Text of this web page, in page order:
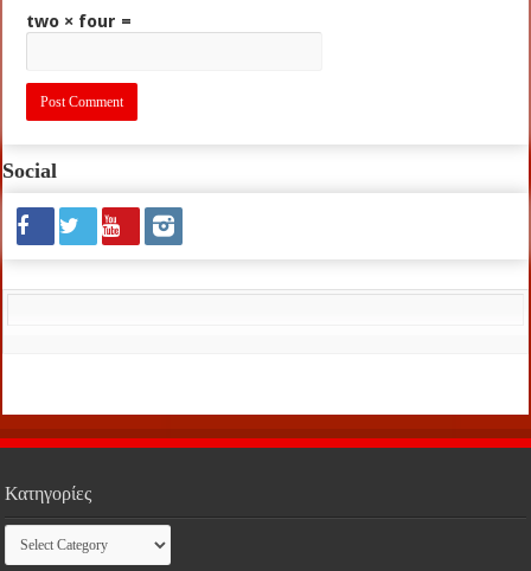
two × four =
Social
Κατηγορίες
Κατηγορίες